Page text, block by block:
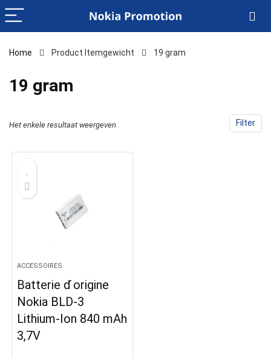
Home Product Itemgewicht ‎19 gram
‎19 gram
Filter
Het enkele resultaat weergeven
ACCESSOIRES
Batterie d ́origine
Nokia BLD-3
Lithium-Ion 840 mAh
3,7V